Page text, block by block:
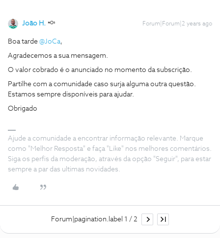
João H. Forum|Forum|2 years ago
Boa tarde @JoCa,
Agradecemos a sua mensagem.
O valor cobrado é o anunciado no momento da subscrição.
Partilhe com a comunidade caso surja alguma outra questão.
Estamos sempre disponíveis para ajudar.
Obrigado
Ajude a comunidade a encontrar informação relevante. Marque
como "Melhor Resposta" e faça "Like" nos melhores comentários.
Siga os perfis da moderação, através da opção "Seguir", para estar
sempre a par das ultimas novidades.
Forum|pagination.label 1 / 2